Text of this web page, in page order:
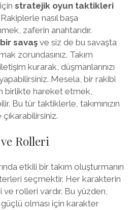
stratejik oyun taktikleri
nasıl başa
zaferin anahtarıdır.
savaşve siz de bu savaşta
zorundasınız. Takım
kurarak, düşmanlarınızı
Mesela, bir rakibi
birlikte hareket etmek,
Bu tür taktiklerle, takımınızın
Rolleri
etkili bir takım oluşturmanın
seçmektir. Her karakterin
rolleri vardır. Bu yüzden,
güçlü olması için karakter